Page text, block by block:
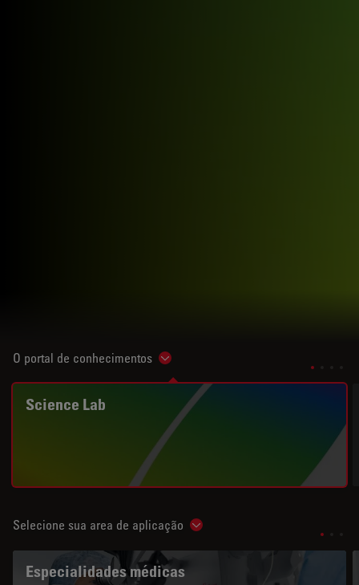
O portal de conhecimentos Show subnavigation
Science Lab
Selecione sua area de aplicação Show subnavigation
Especialidades médicas